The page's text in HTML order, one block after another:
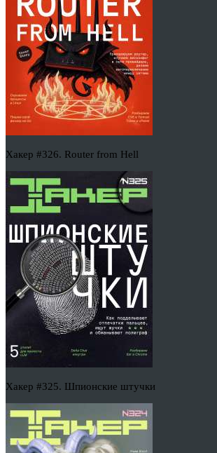
Хакер #326. Router from Hell
Хакер #325. Шпионские штучки